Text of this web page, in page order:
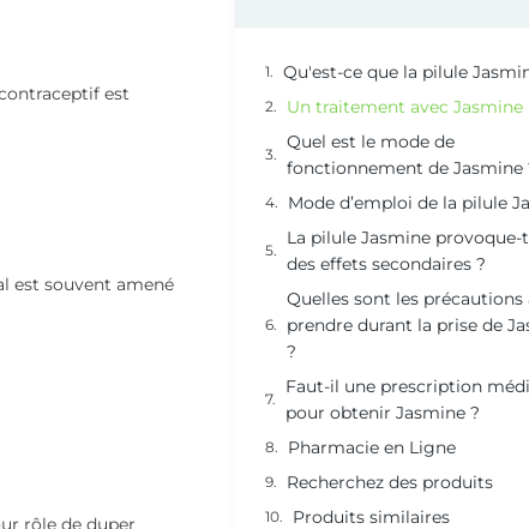
est
est souvent amené
rôle de duper
Qu'est-ce que la pilule
Un traitement avec Jasmine
Quel est le mode de
fonctionnement de Jasmine
Mode d’emploi de la pilule
La pilule Jasmine provoque-
des effets secondaires ?
Quelles sont les précautions
prendre durant la prise de
?
Faut-il une prescription
pour obtenir Jasmine ?
Pharmacie en Ligne
Recherchez des produits
Produits similaires